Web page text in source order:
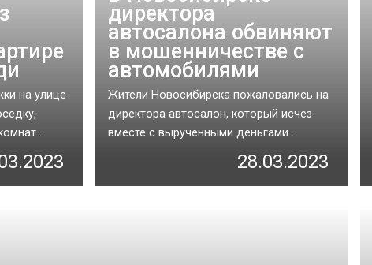
на улице
директора
автосалона обвиняют
в мошенничестве с
автомобилями
Жители Новосибирска пожаловались на
директора автосалон, который исчез
вместе с вырученными деньгами...
28.03.2023